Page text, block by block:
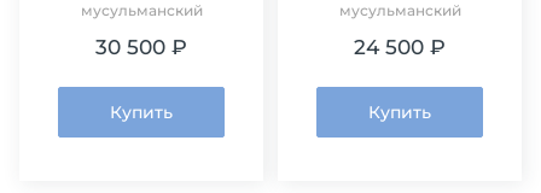
мусульманский
30 500 ₽
Купить
мусульманский
24 500 ₽
Купить